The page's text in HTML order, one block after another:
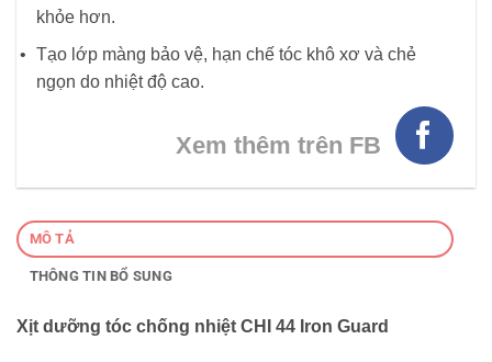
khỏe hơn.
Tạo lớp màng bảo vệ, hạn chế tóc khô xơ và chẻ
ngọn do nhiệt độ cao.
Xem thêm trên FB
MÔ TẢ
THÔNG TIN BỔ SUNG
Xịt dưỡng tóc chống nhiệt CHI 44 Iron Guard